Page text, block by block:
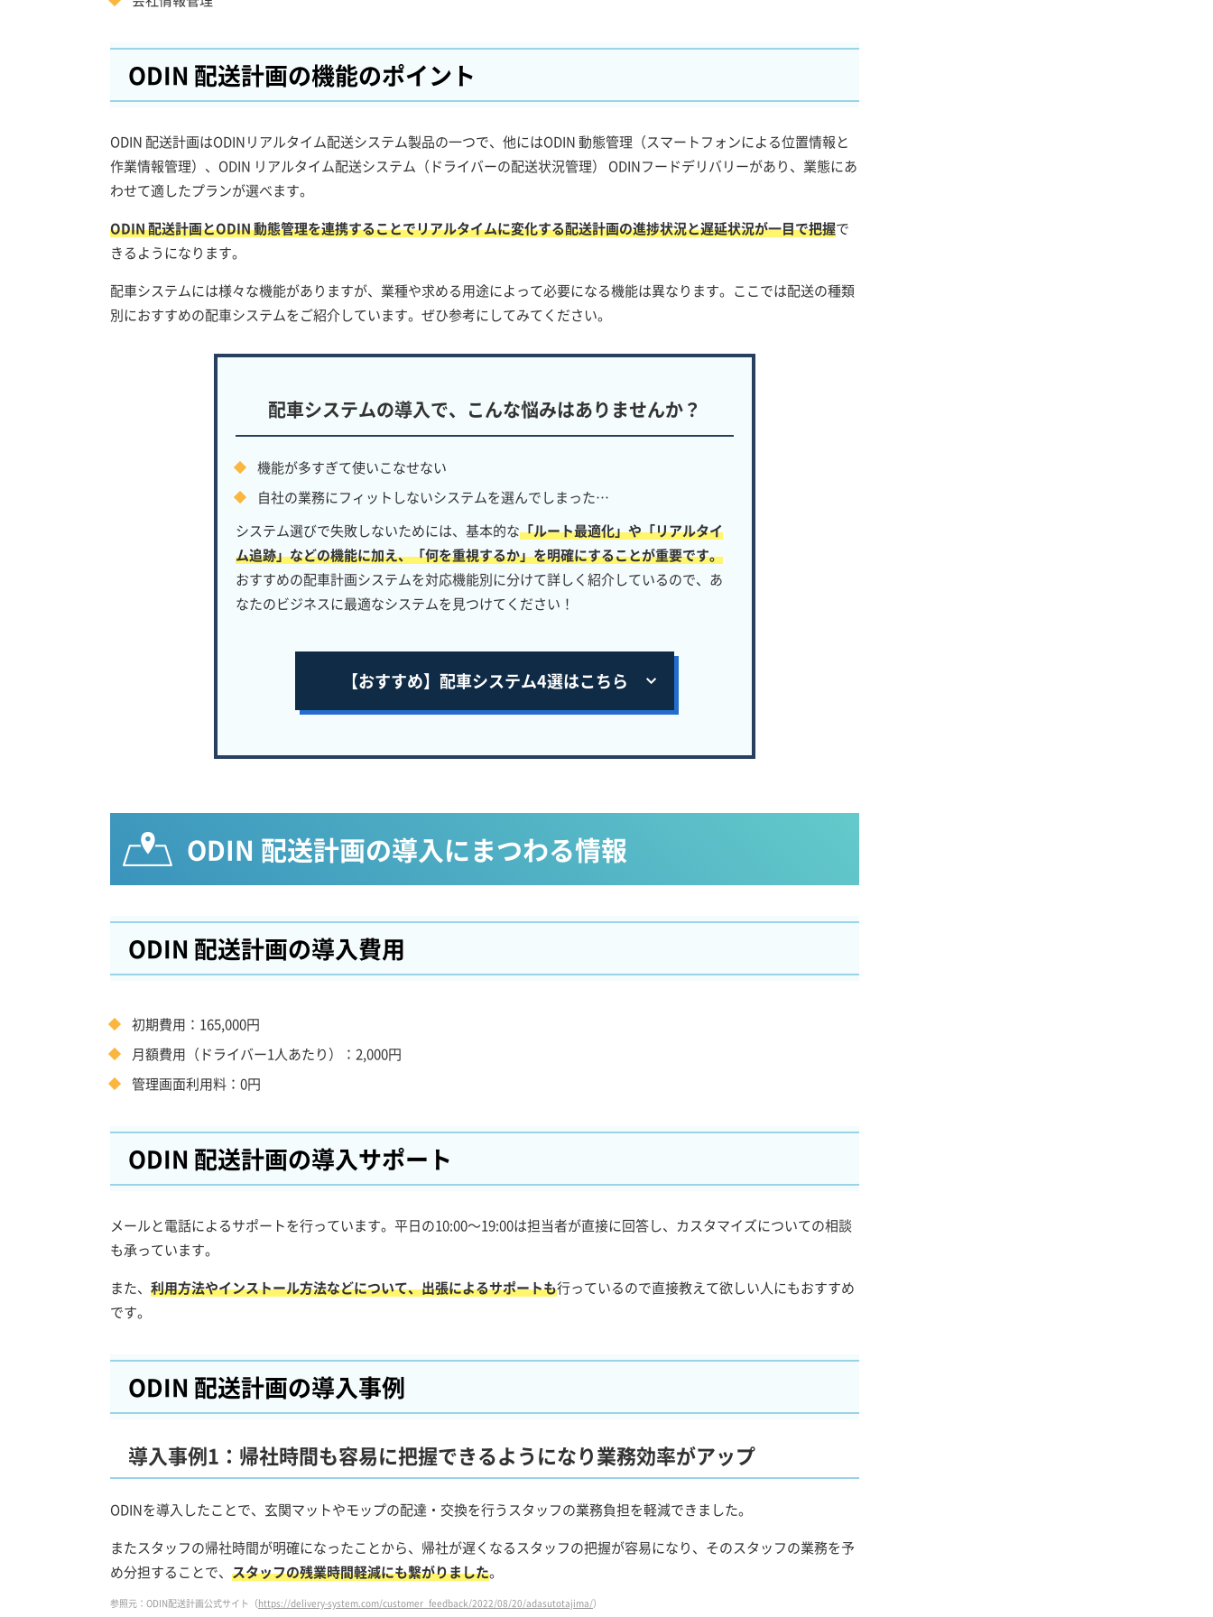
ODIN 配送計画の機能のポイント
ODIN 配送計画はODINリアルタイム配送システム製品の一つで、他にはODIN 動態管理（スマートフォンによる位置情報と
作業情報管理）、ODIN リアルタイム配送システム（ドライバーの配送状況管理） ODINフードデリバリーがあり、業態にあ
わせて適したプランが選べます。
ODIN 配送計画とODIN 動態管理を連携することでリアルタイムに変化する配送計画の進捗状況と遅延状況が一目で把握で
きるようになります。
配車システムには様々な機能がありますが、業種や求める用途によって必要になる機能は異なります。ここでは配送の種類
別におすすめの配車システムをご紹介しています。ぜひ参考にしてみてください。
配車システムの導入で、 こんな悩みはありませんか？
機能が多すぎて使いこなせない
自社の業務にフィットしないシステムを選んでしまった…
システム選びで失敗しないためには、基本的な「ルート最適化」や「リアルタイ
ム追跡」などの機能に加え、「何を重視するか」を明確にすることが重要です。
おすすめの配車計画システムを対応機能別に分けて詳しく紹介しているので、あ
なたのビジネスに最適なシステムを見つけてください！
【おすすめ】 配車システム4選はこちら
ODIN 配送計画の導入にまつわる情報
ODIN 配送計画の導入費用
初期費用：165,000円
月額費用（ドライバー1人あたり）：2,000円
管理画面利用料：0円
ODIN 配送計画の導入サポート
メールと電話によるサポートを行っています。平日の10:00～19:00は担当者が直接に回答し、カスタマイズについての相談
も承っています。
また、 利用方法やインストール方法などについて、出張によるサポートも行っているので直接教えて欲しい人にもおすすめ
です。
ODIN 配送計画の導入事例
導入事例1：帰社時間も容易に把握できるようになり業務効率がアップ
ODINを導入したことで、玄関マットやモップの配達・交換を行うスタッフの業務負担を軽減できました。
またスタッフの帰社時間が明確になったことから、帰社が遅くなるスタッフの把握が容易になり、そのスタッフの業務を予
め分担することで、 スタッフの残業時間軽減にも繋がりました。
参照元：ODIN配送計画公式サイト（https://delivery-system.com/customer_feedback/2022/08/20/adasutotajima/）